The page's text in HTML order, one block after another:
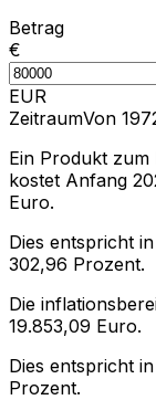
Betrag
€
EUR
ZeitraumVon
Ein Produkt zum
kostet Anfang
Euro.
Dies entspricht in
302,96 Prozent.
Die
19.853,09 Euro.
Dies entspricht in
Prozent.